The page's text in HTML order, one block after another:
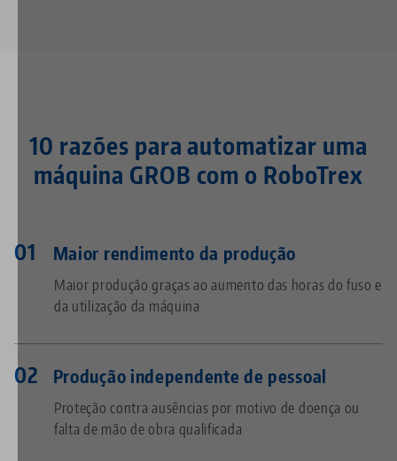
10 razões para automatizar uma
máquina GROB com o RoboTrex
Maior rendimento da produção
Maior produção graças ao aumento das horas do fuso e
da utilização da máquina
Produção independente de pessoal
Proteção contra ausências por motivo de doença ou
falta de mão de obra qualificada